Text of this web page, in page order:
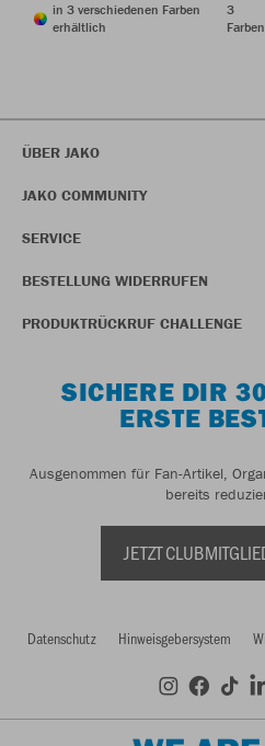
in 3 verschiedenen Farben
erhältlich
3
Farben
ÜBER JAKO
JAKO COMMUNITY
SERVICE
BESTELLUNG WIDERRUFEN
PRODUKTRÜCKRUF CHALLENGE
SICHERE DIR
ERSTE
Ausgenommen für Fan-Artikel,
bereits
JETZT
Datenschutz Hinweisgebersystem